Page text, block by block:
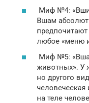
Миф №4: «Вши
Вшам
любое «меню
Миф №5:
животных». У
но другого
человеческая
на теле